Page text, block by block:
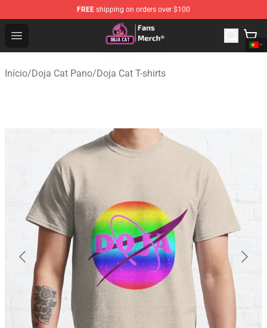
FREE shipping on orders over $100
Open menu
Doja Cat Store - Official Doja Cat Merchandise Shop
Início/Doja Cat Pano/Doja Cat T-shirts